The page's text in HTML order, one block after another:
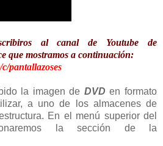
al canal de Youtube de
que mostramos a continuación:
pantallazoses
la imagen de DVDen formato
a uno de los almacenes de
En el menú superior del
la sección de la